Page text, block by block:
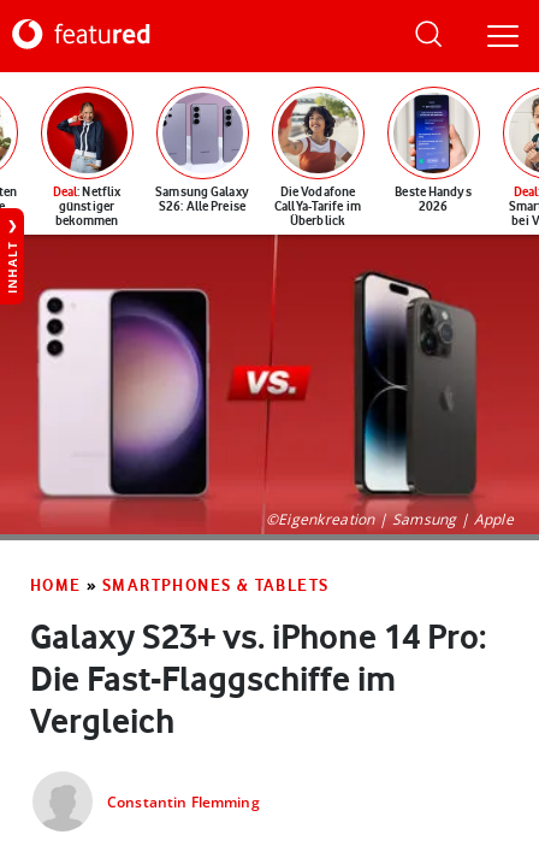
Deal: Netflix
günstiger
bekommen
Samsung Galaxy
S26: Alle Preise
Die Vodafone
CallYa-Tarife im
Überblick
Beste Handys
2026
Deal
bei
INHALT
©Eigenkreation | Samsung | Apple
HOME » SMARTPHONES & TABLETS
Galaxy S23+ vs. iPhone 14 Pro:
Die Fast-Flaggschiffe im
Vergleich
Constantin Flemming